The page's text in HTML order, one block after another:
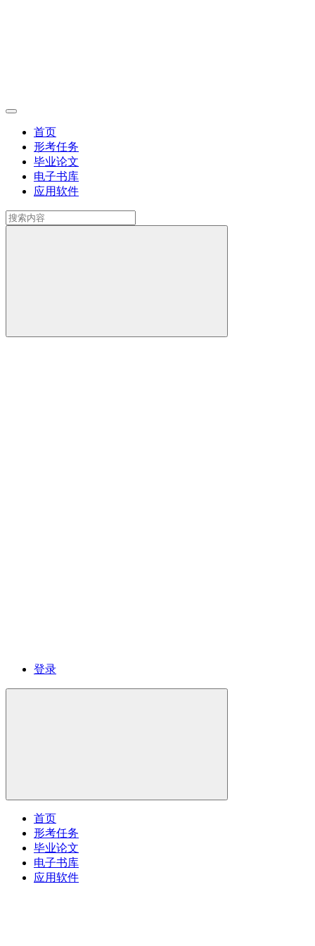
首页
形考任务
毕业论文
电子书库
应用软件
登录
首页
形考任务
毕业论文
电子书库
应用软件